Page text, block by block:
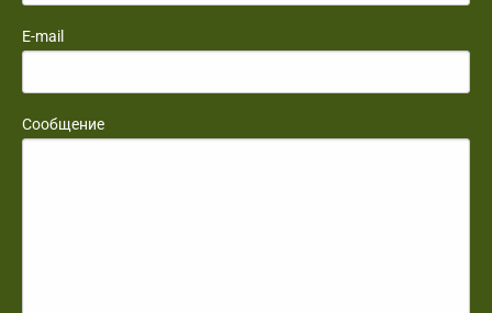
E-mail
Сообщение